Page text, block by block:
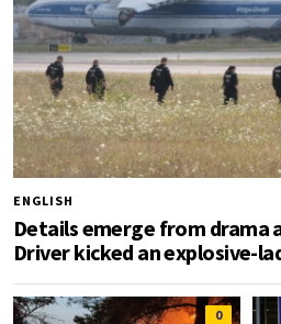
ENGLISH
Details emerge from drama
Driver kicked an explosive-
0